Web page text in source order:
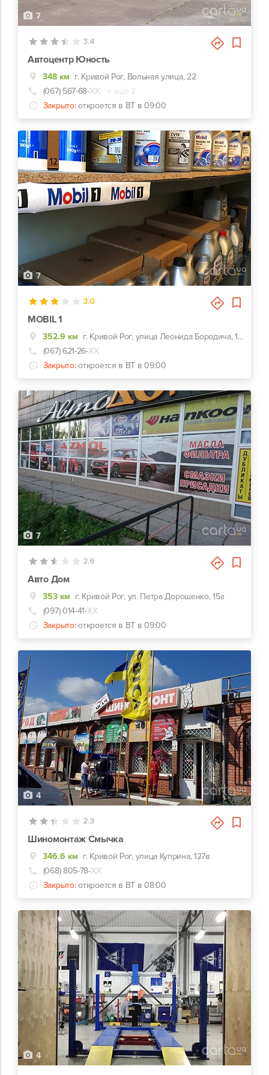
7
3.4
Автоцентр Юность
348 км г. Кривой Рог, Вольная улица, 22
(067) 567-68-ХХ
+ еще 2
Закрыто: откроется в ВТ в 09:00
7
3.0
MOBIL 1
352.9 км
г. Кривой Рог, улица Леонида Бородича, 13, Новая почта № 2
(067) 621-26-ХХ
Закрыто: откроется в ВТ в 09:00
7
2.6
Авто Дом
353 км г. Кривой Рог, ул. Петра Дорошенко, 15а
(097) 014-41-ХХ
Закрыто: откроется в ВТ в 09:00
4
2.3
Шиномонтаж Смычка
346.6 км г. Кривой Рог, улица Куприна, 127в
(068) 805-78-ХХ
Закрыто: откроется в ВТ в 08:00
4